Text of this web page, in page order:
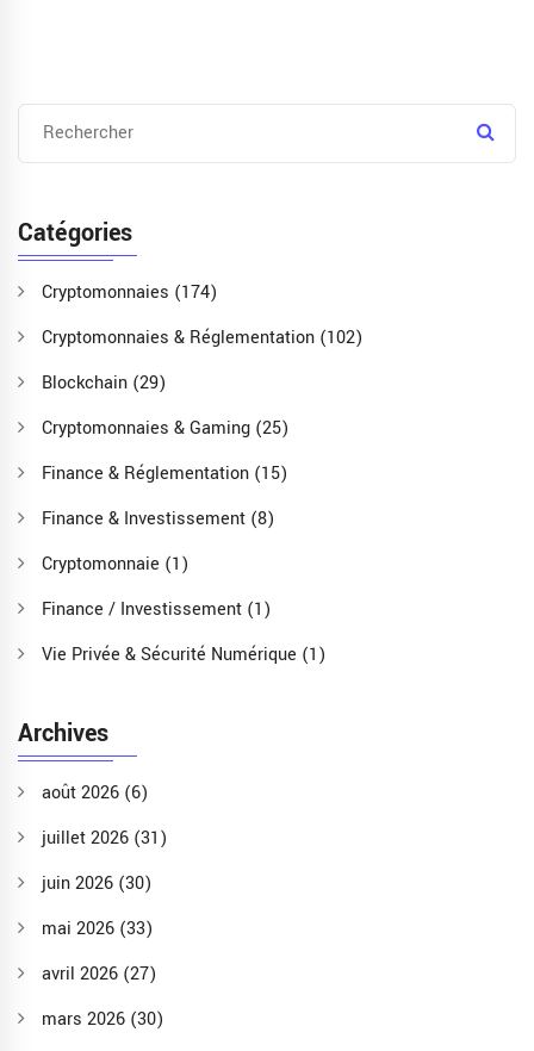
Catégories
Cryptomonnaies (174)
Cryptomonnaies & Réglementation (102)
Blockchain (29)
Cryptomonnaies & Gaming (25)
Finance & Réglementation (15)
Finance & Investissement (8)
Cryptomonnaie (1)
Finance / Investissement (1)
Vie Privée & Sécurité Numérique (1)
Archives
août 2026 (6)
juillet 2026 (31)
juin 2026 (30)
mai 2026 (33)
avril 2026 (27)
mars 2026 (30)